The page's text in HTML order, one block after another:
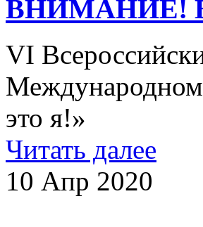
ВНИМАНИЕ!
VI
это я!»
Читать далее
10 Апр 2020